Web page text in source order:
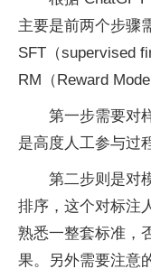
主要是前两个步骤
SFT（supervised
RM（Reward Model
第一步需要对
是高度人工参与过
第二步则是对
排序，这个对标注
熟悉一整套标准，
果。另外需要注意